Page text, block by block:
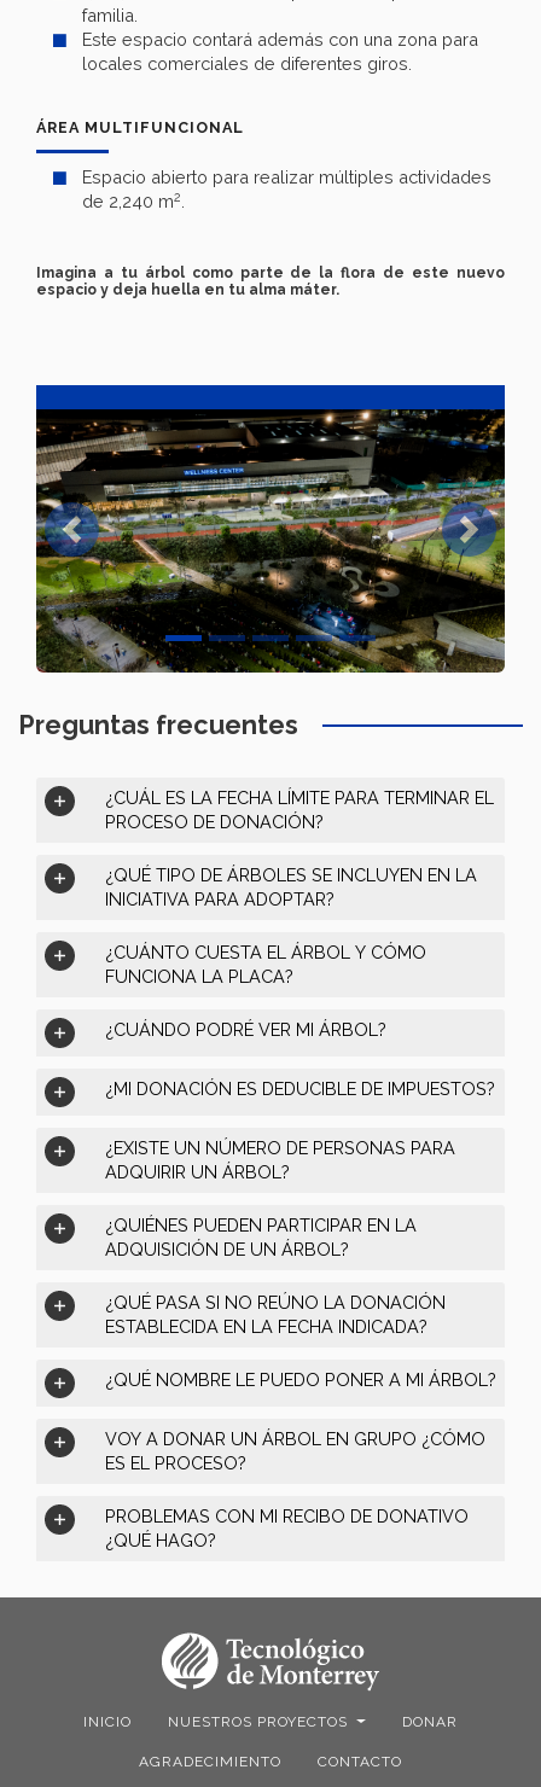
familia.
Este espacio contará además con una zona para
locales comerciales de diferentes giros.
ÁREA MULTIFUNCIONAL
Espacio abierto para realizar múltiples actividades
de 2,240 m2
Imagina a tu árbol como parte de la flora de este nuevo
espacio y deja huella en tu alma máter.
Previous Next
PROCESO DE DONACIÓN?
INICIATIVA PARA ADOPTAR?
FUNCIONA LA PLACA?
¿CUÁNDO PODRÉ VER MI ÁRBOL?
¿MI DONACIÓN ES DEDUCIBLE DE IMPUESTOS?
ADQUIRIR UN ÁRBOL?
ADQUISICIÓN DE UN ÁRBOL?
ESTABLECIDA EN LA FECHA INDICADA?
¿QUÉ NOMBRE LE PUEDO PONER A MI ÁRBOL?
ES EL PROCESO?
NUESTROS PROYECTOS